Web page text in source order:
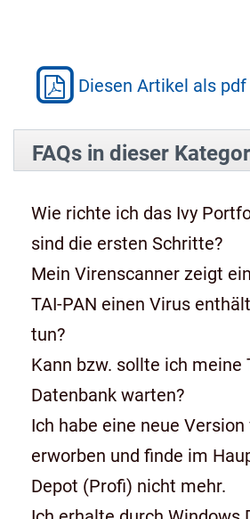
Diesen Artikel als
FAQs in dieser
Wie richte ich das Ivy
sind die ersten Schritte?
Mein Virenscanner zeigt
TAI-PAN einen Virus
tun?
Kann bzw. sollte ich meine
Datenbank warten?
Ich habe eine neue Version
erworben und finde im
Depot (Profi) nicht mehr.